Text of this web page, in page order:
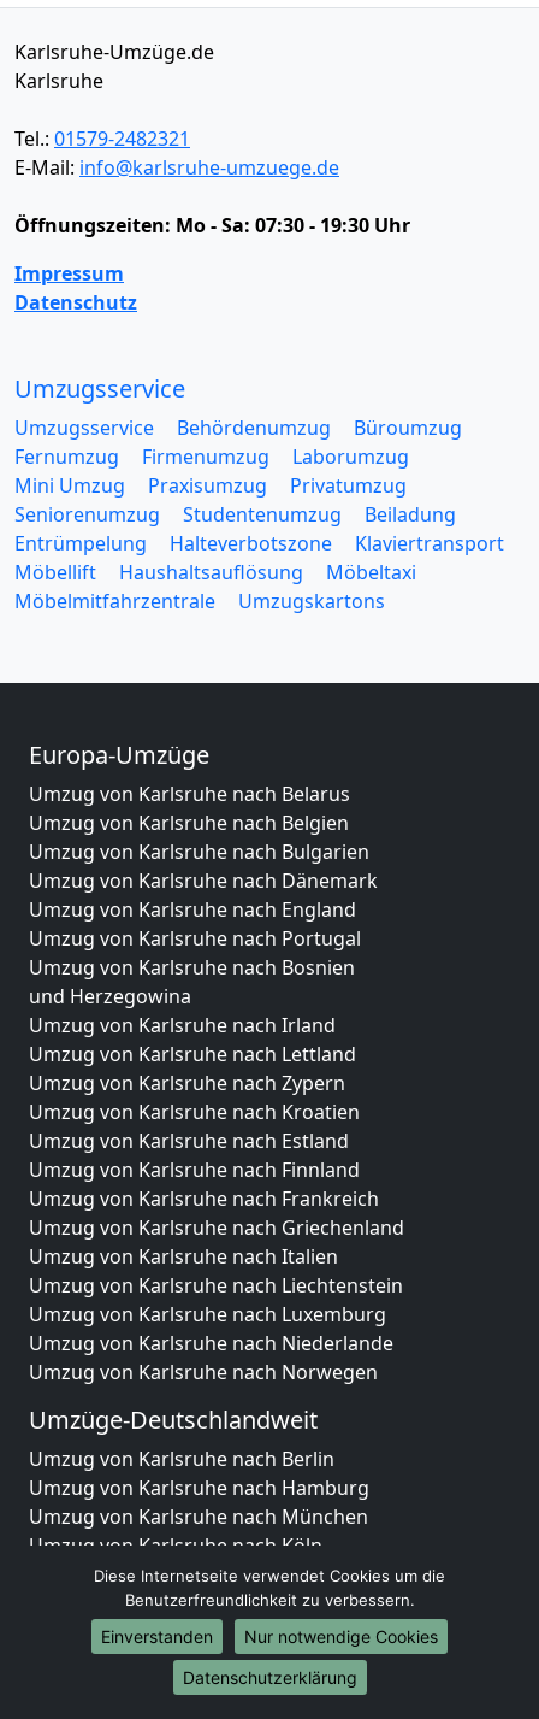
Karlsruhe-Umzüge.de
Karlsruhe
Tel.: 01579-2482321
E-Mail: info@karlsruhe-umzuege.de
Öffnungszeiten: Mo - Sa: 07:30 - 19:30 Uhr
Impressum
Datenschutz
Umzugsservice
Umzugsservice Behördenumzug
Büroumzug
Fernumzug
Firmenumzug
Laborumzug
Mini Umzug
Praxisumzug
Privatumzug
Seniorenumzug
Studentenumzug
Beiladung
Entrümpelung
Halteverbotszone
Klaviertransport
Möbellift
Haushaltsauflösung
Möbeltaxi
Möbelmitfahrzentrale
Umzugskartons
Europa-Umzüge
Umzug von Karlsruhe nach Belarus
Umzug von Karlsruhe nach Belgien
Umzug von Karlsruhe nach Bulgarien
Umzug von Karlsruhe nach Dänemark
Umzug von Karlsruhe nach England
Umzug von Karlsruhe nach Portugal
Umzug von Karlsruhe nach Bosnien
und Herzegowina
Umzug von Karlsruhe nach Irland
Umzug von Karlsruhe nach Lettland
Umzug von Karlsruhe nach Zypern
Umzug von Karlsruhe nach Kroatien
Umzug von Karlsruhe nach Estland
Umzug von Karlsruhe nach Finnland
Umzug von Karlsruhe nach Frankreich
Umzug von Karlsruhe nach Griechenland
Umzug von Karlsruhe nach Italien
Umzug von Karlsruhe nach Liechtenstein
Umzug von Karlsruhe nach Luxemburg
Umzug von Karlsruhe nach Niederlande
Umzug von Karlsruhe nach Norwegen
Umzüge-Deutschlandweit
Umzug von Karlsruhe nach Berlin
Umzug von Karlsruhe nach Hamburg
Umzug von Karlsruhe nach München
Umzug von Karlsruhe nach Köln
Umzug von Karlsruhe nach Frankfurt am Main
Umzug von Karlsruhe nach Stuttgart
Umzug von Karlsruhe nach Düsseldorf
Umzug von Karlsruhe nach Leipzig
Umzug von Karlsruhe nach Dortmund
Diese Internetseite verwendet Cookies um die
Benutzerfreundlichkeit zu verbessern.
Einverstanden
Nur notwendige Cookies
Datenschutzerklärung